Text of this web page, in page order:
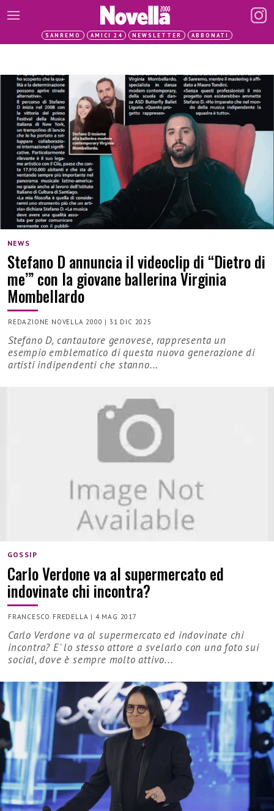
SANREMO AMICI 24 NEWSLETTER ABBONATI
NEWS
Stefano D annuncia il videoclip di “Dietro di
me’” con la giovane ballerina Virginia
Mombellardo
REDAZIONE NOVELLA 2000 |31 DIC 2025
Stefano D, cantautore genovese, rappresenta un
esempio emblematico di questa nuova generazione di
artisti indipendenti che stanno...
GOSSIP
Carlo Verdone va al supermercato ed
indovinate chi incontra?
FRANCESCO FREDELLA | 4 MAG 2017
Carlo Verdone va al supermercato ed indovinate chi
incontra? E' lo stesso attore a svelarlo con una foto sui
social, dove è sempre molto attivo...